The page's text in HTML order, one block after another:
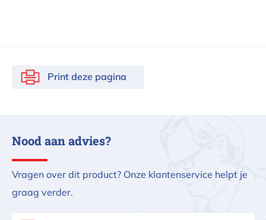
Print deze pagina
Nood aan advies?
Vragen over dit product? Onze klantenservice helpt je
graag verder.